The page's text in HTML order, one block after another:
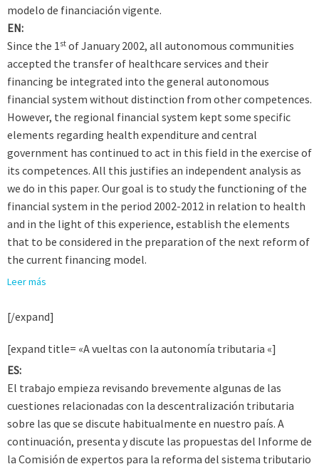
modelo de financiación vigente.
EN:
Since the 1st of January 2002, all autonomous communities
accepted the transfer of healthcare services and their
financing be integrated into the general autonomous
financial system without distinction from other competences.
However, the regional financial system kept some specific
elements regarding health expenditure and central
government has continued to act in this field in the exercise of
its competences. All this justifies an independent analysis as
we do in this paper. Our goal is to study the functioning of the
financial system in the period 2002-2012 in relation to health
and in the light of this experience, establish the elements
that to be considered in the preparation of the next reform of
the current financing model.
Leer más
[/expand]
[expand title= «A vueltas con la autonomía tributaria «]
ES:
El trabajo empieza revisando brevemente algunas de las
cuestiones relacionadas con la descentralización tributaria
sobre las que se discute habitualmente en nuestro país. A
continuación, presenta y discute las propuestas del Informe de
la Comisión de expertos para la reforma del sistema tributario